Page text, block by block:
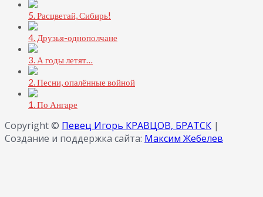
5. Расцветай, Сибирь!
4. Друзья-однополчане
3. А годы летят…
2. Песни, опалённые войной
1. По Ангаре
Copyright © Певец Игорь КРАВЦОВ, БРАТСК |
Создание и поддержка сайта: Максим Жебелев